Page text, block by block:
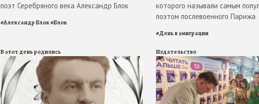
поэт Серебряного века Александр Блок
#Александр Блок#Блок
которого называли самым
поэтом послевоенного Парижа
#День в эмиграции
В этот день родились Издательство